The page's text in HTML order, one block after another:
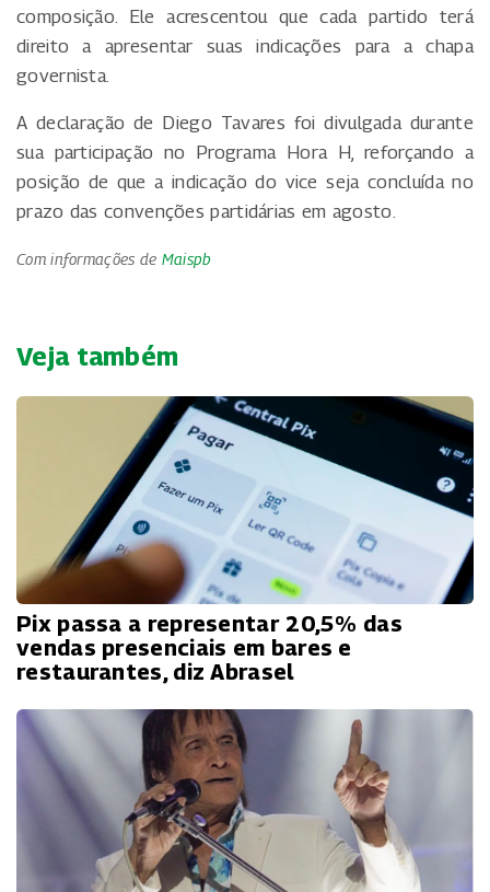
composição. Ele acrescentou que cada partido terá
direito a apresentar suas indicações para a chapa
governista.
A declaração de Diego Tavares foi divulgada durante
sua participação no Programa Hora H, reforçando a
posição de que a indicação do vice seja concluída no
prazo das convenções partidárias em agosto.
Com informações de Maispb
Veja também
Pix passa a representar 20,5% das
vendas presenciais em bares e
restaurantes, diz Abrasel